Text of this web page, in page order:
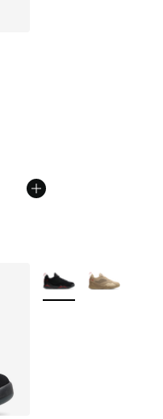
Plus de couleurs